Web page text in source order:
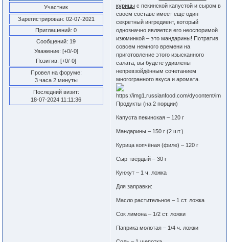
Участник
Зарегистрирован: 02-07-2021
Приглашений: 0
Сообщений: 19
Уважение: [+0/-0]
Позитив: [+0/-0]
Провел на форуме:
3 часа 2 минуты
Последний визит:
18-07-2024 11:11:36
курицыс пекинской капустой и сыром в
своём составе имеет ещё один
секретный ингредиент, который
однозначно является его неоспоримой
изюминкой – это мандарины! Потратив
совсем немного времени на
приготовление этого изысканного
салата, вы будете удивлены
непревзойдённым сочетанием
многогранного вкуса и аромата.
Продукты (на 2 порции)
Капуста пекинская – 120 г
Мандарины – 150 г (2 шт.)
Курица копчёная (филе) – 120 г
Сыр твёрдый – 30 г
Кунжут – 1 ч. ложка
Для заправки:
Масло растительное – 1 ст. ложка
Сок лимона – 1/2 ст. ложки
Паприка молотая – 1/4 ч. ложки